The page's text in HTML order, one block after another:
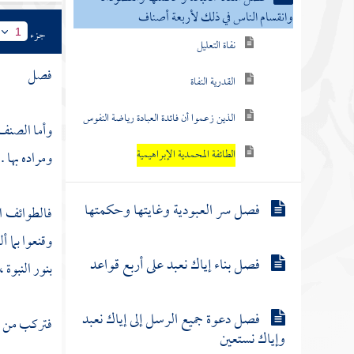
وانقسام الناس في ذلك لأربعة أصناف
نفاة التعليل
القدرية النفاة
الذين زعموا أن فائدة العبادة رياضة النفوس
الطائفة المحمدية الإبراهيمية
فصل سر العبودية وغايتها وحكمتها
فصل بناء إياك نعبد على أربع قواعد
فصل دعوة جميع الرسل إلى إياك نعبد
وإياك نستعين
جزء 1
فصل
وأما
ومراده بها .
وقنعوا بما
بنور
فتركب من